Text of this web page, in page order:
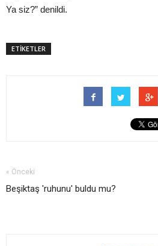
Ya siz?” denildi.
ETİKETLER
« Önceki
Beşiktaş 'ruhunu' buldu mu?